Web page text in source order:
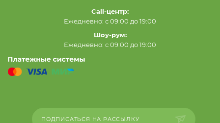
Call-центр:
Ежедневно: с 09:00 до 19:00
Шоу-рум:
Ежедневно: с 09:00 до 19:00
ПОДПИСАТЬСЯ НА РАССЫЛКУ